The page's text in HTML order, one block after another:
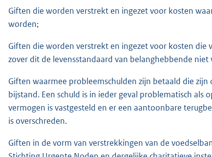
Giften die worden verstrekt en ingezet voor kosten
worden;
Giften die worden verstrekt en ingezet voor kosten
zover dit de levensstandaard van belanghebbende niet
Giften waarmee probleemschulden zijn betaald die
bijstand. Een schuld is in ieder geval problematisch
vermogen is vastgesteld en er een aantoonbare
is overschreden.
Giften in de vorm van verstrekkingen van de